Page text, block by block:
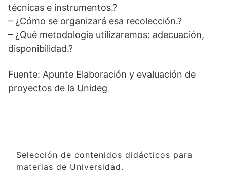
técnicas e instrumentos.?
– ¿Cómo se organizará esa recolección.?
– ¿Qué metodología utilizaremos: adecuación,
disponibilidad.?
Fuente: Apunte Elaboración y evaluación de
proyectos de la Unideg
Selección de contenidos didácticos para
materias de Universidad.